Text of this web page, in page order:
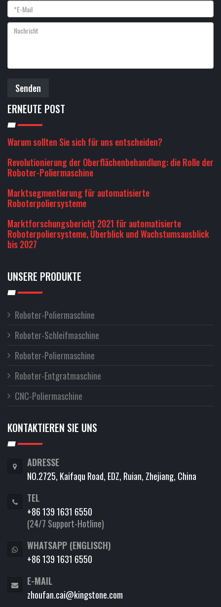
Senden
ERNEUTE POST
Warum sollten Sie sich für uns entscheiden?
Revolutionierung der Oberflächenbehandlung: die Rolle der
Roboter-Poliermaschine
Marktsegmentierung für automatisierte
Roboterpoliersysteme
Marktforschungsbericht 2021 für automatisierte
Roboterpoliersysteme, Überblick und Wachstumsausblick
bis 2027
UNSERE PRODUKTE
Roboter-Poliermaschine
Roboter-Schleifmaschine
Roboter-Poliermaschine
Roboter-Entgratmaschine
CNC-Poliermaschine
KONTAKTIEREN SIE UNS
ADRESSE
NO.2725, Kaifaqu Road, EDZ, Ruian, Zhejiang, China
TEL
+86 139 1631 6550
(24/7 Support-Hotline)
WHATSAPP (ENGLISCH)
+86 139 1631 6550
E-MAIL
zhoufan.cai@kingstone.com